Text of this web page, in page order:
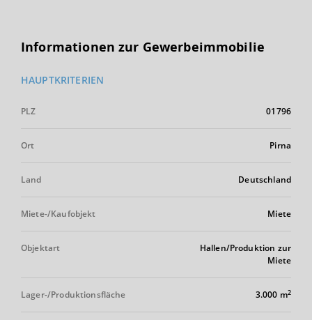
Informationen zur Gewerbeimmobilie
HAUPTKRITERIEN
PLZ 01796
Ort Pirna
Land Deutschland
Miete-/Kaufobjekt Miete
Objektart
Hallen/Produktion zur
Miete
Lager-/Produktionsfläche 3.000 m2